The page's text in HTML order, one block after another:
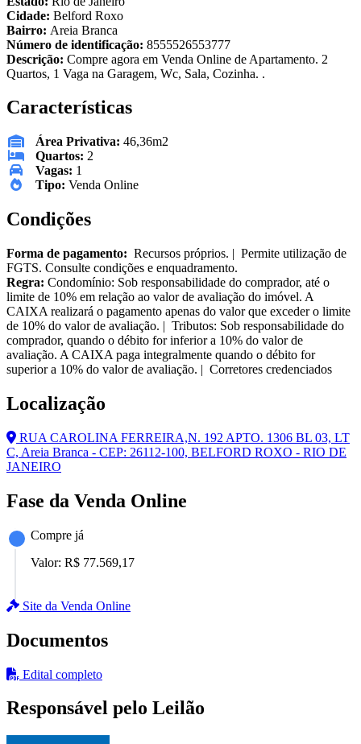
Cidade: Belford Roxo
Bairro: Areia Branca
Número de identificação: 8555526553777
Descrição: Compre agora em Venda Online de Apartamento. 2
Quartos, 1 Vaga na Garagem, Wc, Sala, Cozinha. .
Características
Área Privativa: 46,36m2
Quartos: 2
Vagas: 1
Tipo: Venda Online
Condições
Forma de pagamento: Recursos próprios. | Permite utilização de
FGTS. Consulte condições e enquadramento.
Regra: Condomínio: Sob responsabilidade do comprador, até o
limite de 10% em relação ao valor de avaliação do imóvel. A
CAIXA realizará o pagamento apenas do valor que exceder o limite
de 10% do valor de avaliação. | Tributos: Sob responsabilidade do
comprador, quando o débito for inferior a 10% do valor de
avaliação. A CAIXA paga integralmente quando o débito for
superior a 10% do valor de avaliação. | Corretores credenciados
Localização
RUA CAROLINA FERREIRA,N. 192 APTO. 1306 BL 03, LT
C, Areia Branca - CEP: 26112-100, BELFORD ROXO - RIO DE
JANEIRO
Fase da Venda Online
Compre já
Valor: R$ 77.569,17
Site da Venda Online
Documentos
Edital completo
Responsável pelo Leilão